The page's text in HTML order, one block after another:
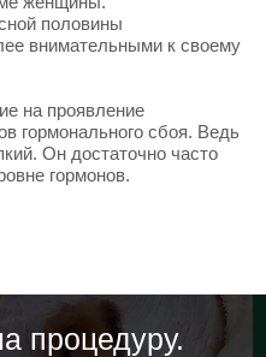
половины
внимательными к своему
на проявление
гормонального сбоя. Ведь
Он достаточно часто
гормонов.
процедуру.